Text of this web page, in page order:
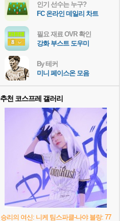
인기 선수는 누구?
FC 온라인 데일리 차트
필요 재료 OVR 확인
강화 부스트 도우미
By 테커
미니 페이스온 모음
추천 코스프레 갤러리
승리의 여신: 니케 팀스파클-나야 블랑: 77